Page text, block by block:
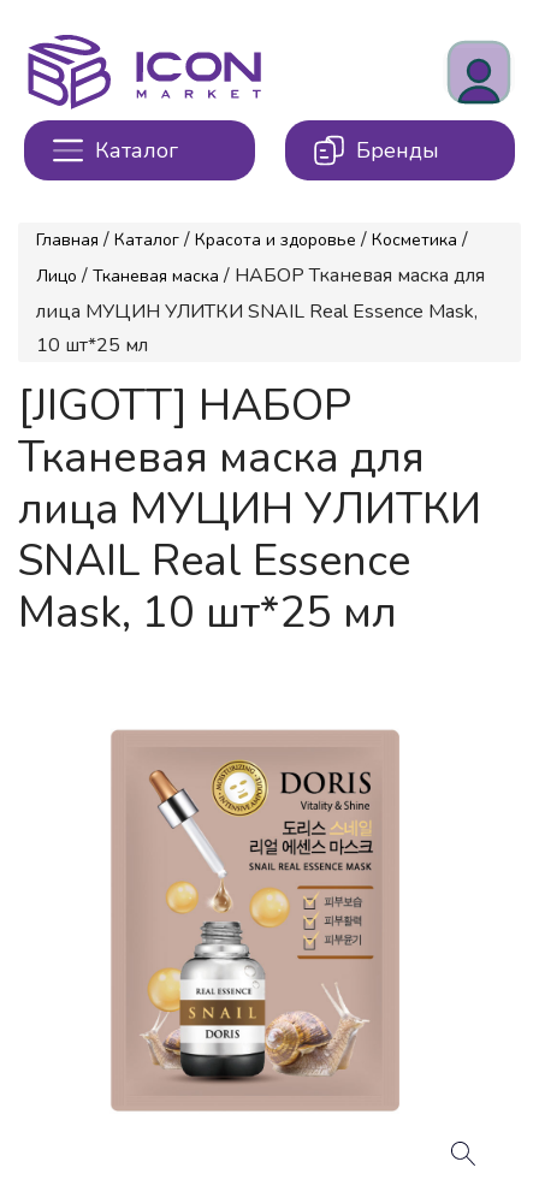
Каталог Бренды
Главная / Каталог / Красота и здоровье / Косметика /
Лицо / Тканевая маска / НАБОР Тканевая маска для
лица МУЦИН УЛИТКИ SNAIL Real Essence Mask,
10 шт*25 мл
[JIGOTT] НАБОР
Тканевая маска для
лица МУЦИН УЛИТКИ
SNAIL Real Essence
Mask, 10 шт*25 мл